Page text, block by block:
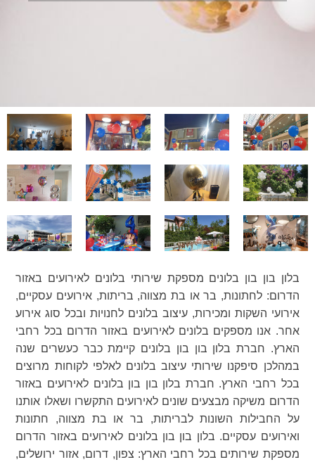
בלון בון בון בלונים מספקת שירותי בלונים לאירועים באזור
הדרום: לחתונות, בר או בת מצווה, בריתות, אירועים עסקיים,
אירועי השקות ומכירות, עיצוב בלונים לחנויות ובכל סוג אירוע
אחר. אנו מספקים בלונים לאירועים באזור הדרום בכל רחבי
הארץ. חברת בלון בון בון בלונים קיימת כבר כעשרים שנה
במהלכן סיפקנו שירותי עיצוב בלונים לאלפי לקוחות מרוצים
בכל רחבי הארץ. חברת בלון בון בון בלונים לאירועים באזור
הדרום משיקה מבצעים שונים לאירועים התקשרו ושאלו אותנו
על החבילות השונות לבריתות, בר או בת מצווה, חתונות
ואירועים עסקיים. בלון בון בון בלונים לאירועים באזור הדרום
מספקת שירותים בכל רחבי הארץ: צפון, דרום, אזור ירושלים,